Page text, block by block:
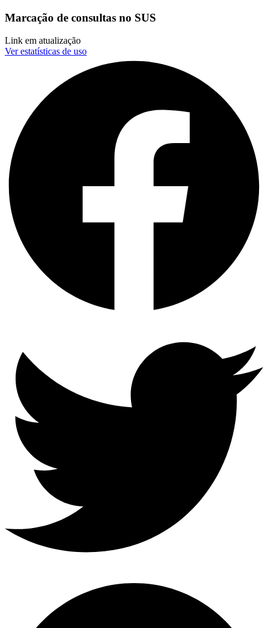
Marcação de consultas no SUS
Link em atualização
Ver estatísticas de uso